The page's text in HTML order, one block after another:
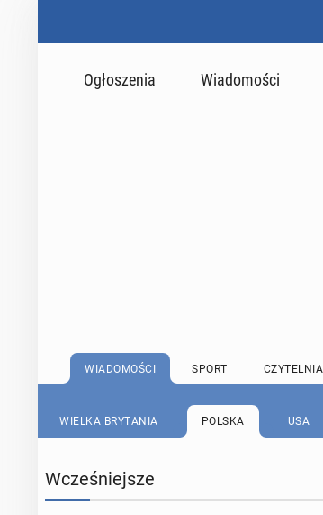
Ogłoszenia Wiadomości
WIADOMOŚCI SPORT CZYTELNIA
WIELKA BRYTANIA POLSKA USA
Wcześniejsze